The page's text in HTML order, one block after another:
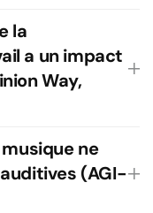
la
a un impact
Way,
ne
(AGI-